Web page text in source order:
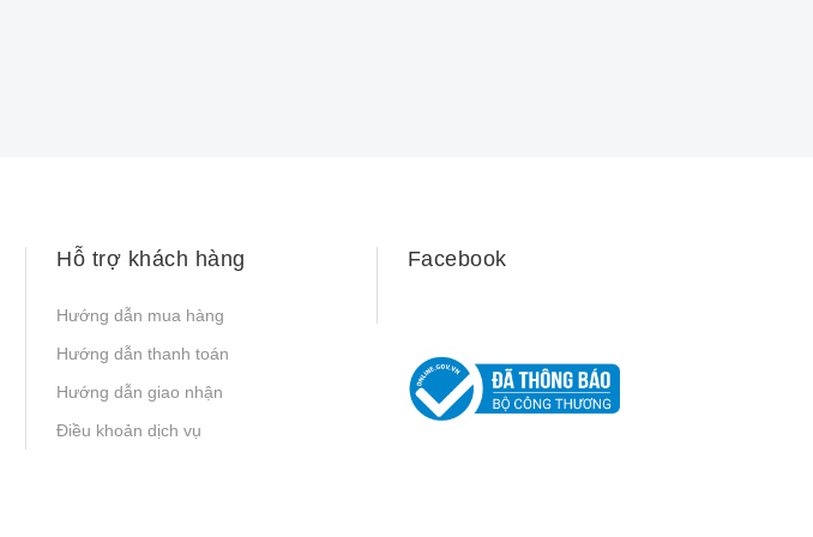
Hỗ trợ khách hàng
Hướng dẫn mua hàng
Hướng dẫn thanh toán
Hướng dẫn giao nhận
Điều khoản dịch vụ
Facebook